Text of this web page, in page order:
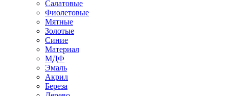
Салатовые
Фиолетовые
Мятные
Золотые
Синие
Материал
МДФ
Эмаль
Акрил
Береза